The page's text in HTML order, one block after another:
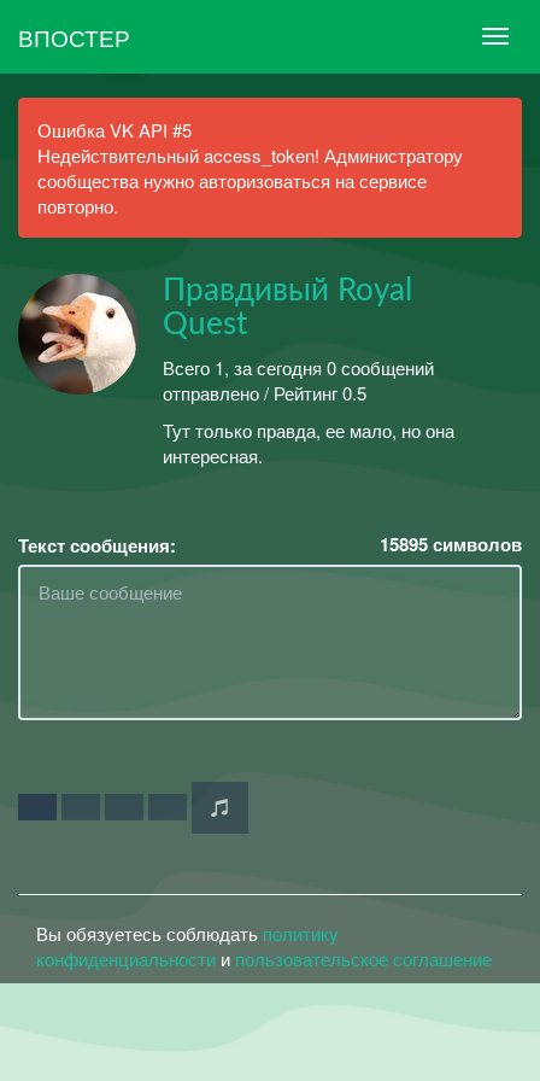
ВПОСТЕР
Ошибка VK API #5
Недействительный access_token! Администратору
сообщества нужно авторизоваться на сервисе
повторно.
Правдивый Royal
Quest
Всего 1, за сегодня 0 сообщений
отправлено / Рейтинг 0.5
Тут только правда, ее мало, но она
интересная.
Текст сообщения: 15895символов
Вы обязуетесь соблюдать политику
конфиденциальности и пользовательское соглашение